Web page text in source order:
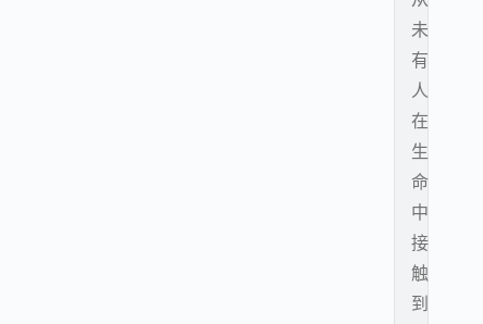
未
有
人
在
生
命
中
接
触
到